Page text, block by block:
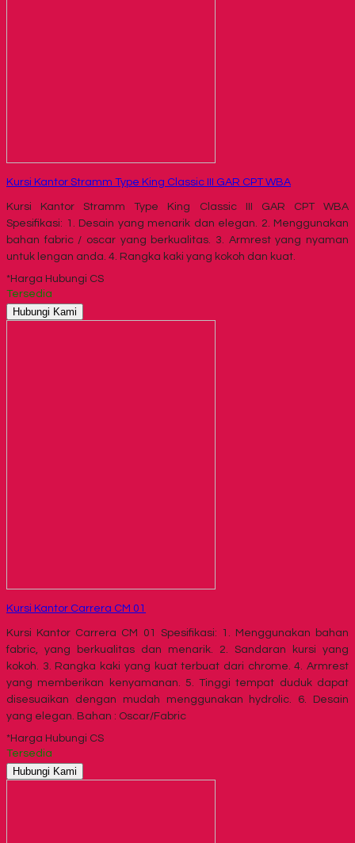
Kursi Kantor Stramm Type King Classic III GAR CPT WBA
Kursi Kantor Stramm Type King Classic III GAR CPT WBA
Spesifikasi: 1. Desain yang menarik dan elegan. 2. Menggunakan
bahan fabric / oscar yang berkualitas. 3. Armrest yang nyaman
untuk lengan anda. 4. Rangka kaki yang kokoh dan kuat.
*Harga Hubungi CS
Tersedia
Hubungi Kami
Kursi Kantor Carrera CM 01
Kursi Kantor Carrera CM 01 Spesifikasi: 1. Menggunakan bahan
fabric, yang berkualitas dan menarik. 2. Sandaran kursi yang
kokoh. 3. Rangka kaki yang kuat terbuat dari chrome. 4. Armrest
yang memberikan kenyamanan. 5. Tinggi tempat duduk dapat
disesuaikan dengan mudah menggunakan hydrolic. 6. Desain
yang elegan. Bahan : Oscar/Fabric
*Harga Hubungi CS
Tersedia
Hubungi Kami